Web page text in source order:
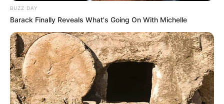
Auf einigen Seiten dieses Projektes sind Affiliate-
Angebote integriert. Wenn etwas darüber gebucht oder
gekauft wird, ist das eine Unterstützung, ohne dass sich
BUZZ DAY
Barack Finally Reveals What's Going On With Michelle